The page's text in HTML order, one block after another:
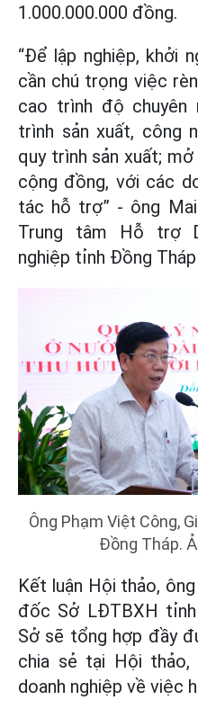
1.000.000.000 đồng.
“Để lập nghiệp, khởi
cần chú trọng việc
cao trình độ chuyên
trình sản xuất, công
quy trình sản xuất;
cộng đồng, với các
tác hỗ trợ” - ông
Trung tâm Hỗ trợ
nghiệp tỉnh Đồng
Ông Phạm Việt Công,
Đồng Tháp.
Kết luận Hội thảo,
đốc Sở LĐTBXH
Sở sẽ tổng hợp đầy
chia sẻ tại Hội
doanh nghiệp về việc